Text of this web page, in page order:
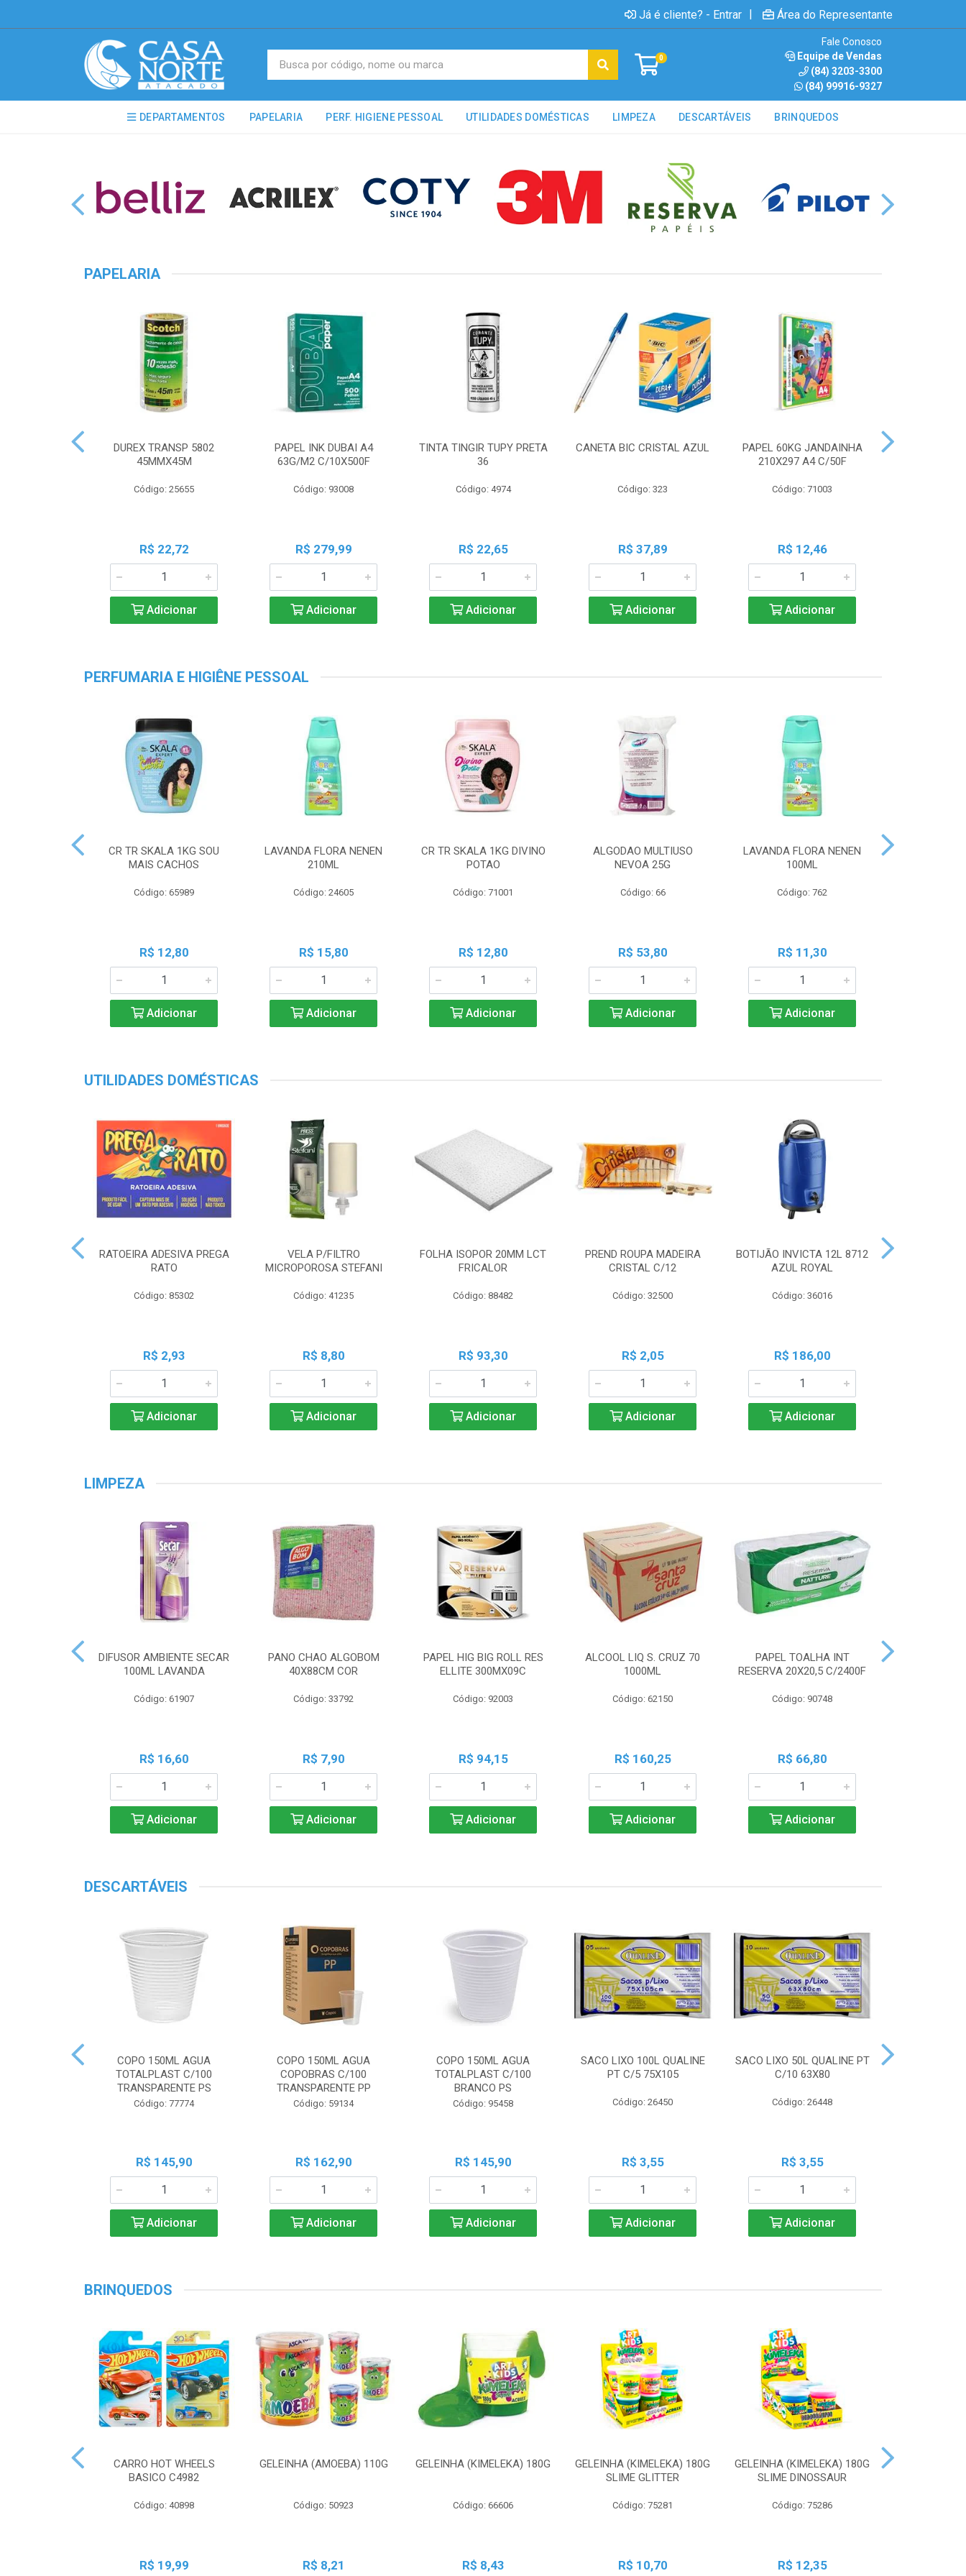
Já é cliente? - Entrar | Área do Representante
0
Fale Conosco
Equipe de Vendas
(84) 3203-3300
(84) 99916-9327
DEPARTAMENTOS PAPELARIA PERF. HIGIENE PESSOAL UTILIDADES DOMÉSTICAS LIMPEZA DESCARTÁVEIS BRINQUEDOS
PAPELARIA
DUREX TRANSP 5802
45MMX45M
Código: 25655
R$ 22,72
Adicionar
PAPEL INK DUBAI A4
63G/M2 C/10X500F
Código: 93008
R$ 279,99
Adicionar
TINTA TINGIR TUPY PRETA
36
Código: 4974
R$ 22,65
Adicionar
CANETA BIC CRISTAL AZUL
Código: 323
R$ 37,89
Adicionar
PAPEL 60KG JANDAINHA
210X297 A4 C/50F
Código: 71003
R$ 12,46
Adicionar
PERFUMARIA E HIGIÊNE PESSOAL
CR TR SKALA 1KG SOU
MAIS CACHOS
Código: 65989
R$ 12,80
Adicionar
LAVANDA FLORA NENEN
210ML
Código: 24605
R$ 15,80
Adicionar
CR TR SKALA 1KG DIVINO
POTAO
Código: 71001
R$ 12,80
Adicionar
ALGODAO MULTIUSO
NEVOA 25G
Código: 66
R$ 53,80
Adicionar
LAVANDA FLORA NENEN
100ML
Código: 762
R$ 11,30
Adicionar
UTILIDADES DOMÉSTICAS
RATOEIRA ADESIVA PREGA
RATO
Código: 85302
R$ 2,93
Adicionar
VELA P/FILTRO
MICROPOROSA STEFANI
Código: 41235
R$ 8,80
Adicionar
FOLHA ISOPOR 20MM LCT
FRICALOR
Código: 88482
R$ 93,30
Adicionar
PREND ROUPA MADEIRA
CRISTAL C/12
Código: 32500
R$ 2,05
Adicionar
BOTIJÃO INVICTA 12L 8712
AZUL ROYAL
Código: 36016
R$ 186,00
Adicionar
LIMPEZA
DIFUSOR AMBIENTE SECAR
100ML LAVANDA
Código: 61907
R$ 16,60
Adicionar
PANO CHAO ALGOBOM
40X88CM COR
Código: 33792
R$ 7,90
Adicionar
PAPEL HIG BIG ROLL RES
ELLITE 300MX09C
Código: 92003
R$ 94,15
Adicionar
ALCOOL LIQ S. CRUZ 70
1000ML
Código: 62150
R$ 160,25
Adicionar
PAPEL TOALHA INT
RESERVA 20X20,5 C/2400F
Código: 90748
R$ 66,80
Adicionar
DESCARTÁVEIS
COPO 150ML AGUA
TOTALPLAST C/100
TRANSPARENTE PS
Código: 77774
R$ 145,90
Adicionar
COPO 150ML AGUA
COPOBRAS C/100
TRANSPARENTE PP
Código: 59134
R$ 162,90
Adicionar
COPO 150ML AGUA
TOTALPLAST C/100
BRANCO PS
Código: 95458
R$ 145,90
Adicionar
SACO LIXO 100L QUALINE
PT C/5 75X105
Código: 26450
R$ 3,55
Adicionar
SACO LIXO 50L QUALINE PT
C/10 63X80
Código: 26448
R$ 3,55
Adicionar
BRINQUEDOS
CARRO HOT WHEELS
BASICO C4982
Código: 40898
R$ 19,99
GELEINHA (AMOEBA) 110G
Código: 50923
R$ 8,21
GELEINHA (KIMELEKA) 180G
Código: 66606
R$ 8,43
GELEINHA (KIMELEKA) 180G
SLIME GLITTER
Código: 75281
R$ 10,70
GELEINHA (KIMELEKA) 180G
SLIME DINOSSAUR
Código: 75286
R$ 12,35